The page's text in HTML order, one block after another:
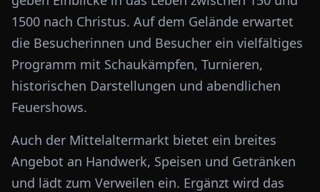
1500 nach Christus. Auf dem Gelände erwartet
die Besucherinnen und Besucher ein vielfältiges
Programm mit Schaukämpfen, Turnieren,
historischen Darstellungen und abendlichen
Feuershows.
Auch der Mittelaltermarkt bietet ein breites
Angebot an Handwerk, Speisen und Getränken
und lädt zum Verweilen ein. Ergänzt wird das